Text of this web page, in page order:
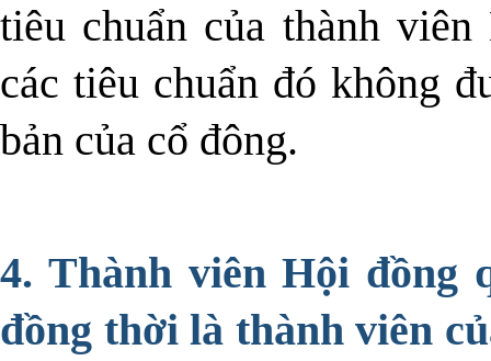
tiêu chuẩn của thành
các tiêu chuẩn đó không
bản của cổ đông.
4. Thành viên Hội đồng
đồng thời là thành viên